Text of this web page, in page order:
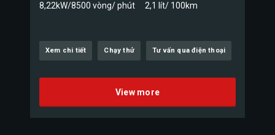
8,22kW/8500 vòng/ phút 2,1 lít/ 100km
Xem chi tiết Chạy thử Tư vấn qua điện thoại
View more